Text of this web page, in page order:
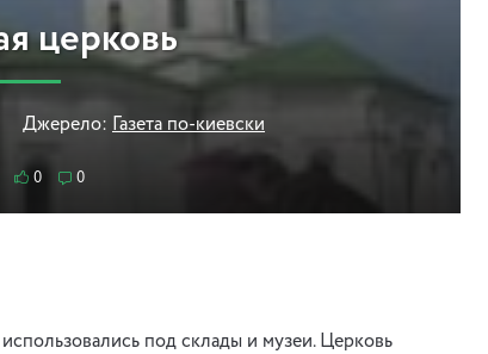
церковь
Джерело: Газета по-киевски
0 0
под склады и музеи. Церковь